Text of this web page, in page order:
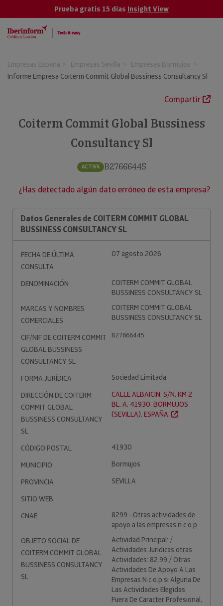
Prueba gratis 15 días Insight View
Empresas España Empresas Sevilla
Empresas Bormujos
Informe Empresa Coiterm Commit Global Bussiness Consultancy Sl
Compartir
Coiterm Commit Global Bussiness
Consultancy Sl
ACTIVA B27666445
¿Has detectado algún dato erróneo de esta empresa?
Datos Generales de COITERM COMMIT GLOBAL
BUSSINESS CONSULTANCY SL
FECHA DE ÚLTIMA
CONSULTA
07 agosto 2026
DENOMINACIÓN
COITERM COMMIT GLOBAL
BUSSINESS CONSULTANCY SL
MARCAS Y NOMBRES
COMERCIALES
COITERM COMMIT GLOBAL
BUSSINESS CONSULTANCY SL
CIF/NIF DE COITERM COMMIT
GLOBAL BUSSINESS
CONSULTANCY SL
B27666445
FORMA JURÍDICA
Sociedad Limitada
DIRECCIÓN DE COITERM
COMMIT GLOBAL
BUSSINESS CONSULTANCY
SL
CALLE ALBAICIN, S/N, KM 2
BL. A. 41930, BORMUJOS
(SEVILLA). ESPAÑA.
CÓDIGO POSTAL
41930
MUNICIPIO
Bormujos
PROVINCIA
SEVILLA
SITIO WEB
CNAE
8299 - Otras actividades de
apoyo a las empresas n.c.o.p.
OBJETO SOCIAL DE
COITERM COMMIT GLOBAL
BUSSINESS CONSULTANCY
SL
Actividad Principal: /
Actividades Juridicas.otras
Actividades: 82.99 / Otras
Actividades De Apoyo A Las
Empresas N.c.o.p.si Alguna De
Las Actividades Elegidas
Fuera De Caracter Profesional,